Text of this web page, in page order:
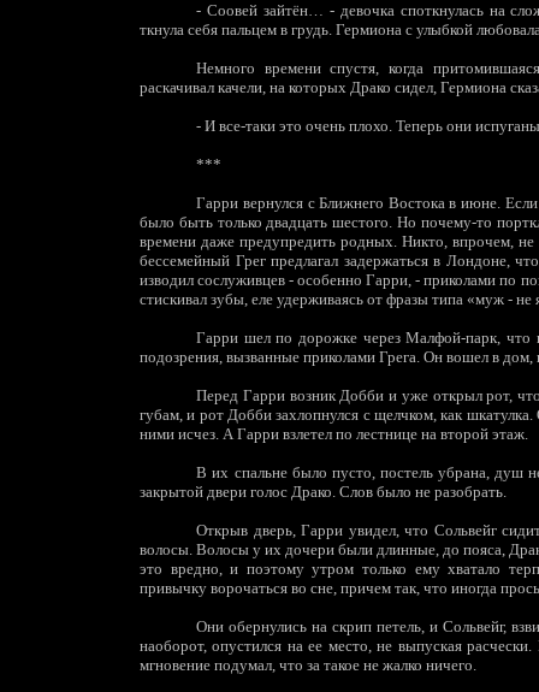
- Соовей зайтён… - девочка споткнулась на
ткнула себя пальцем в грудь. Гермиона с улыбкой
Немного времени спустя, когда
раскачивал качели, на которых Драко сидел, Гермиона
- И все-таки это очень плохо. Теперь они
***
Гарри вернулся с Ближнего Востока в июне.
было быть только двадцать шестого. Но почему-то
времени даже предупредить родных. Никто, впрочем, не
бессемейный Грег предлагал задержаться в Лондоне,
изводил сослуживцев - особенно Гарри, - приколами по
стискивал зубы, еле удерживаясь от фразы типа «муж - не
Гарри шел по дорожке через Малфой-парк, что
подозрения, вызванные приколами Грега. Он вошел в дом,
Перед Гарри возник Добби и уже открыл рот,
губам, и рот Добби захлопнулся с щелчком, как
ними исчез. А Гарри взлетел по лестнице на второй этаж.
В их спальне было пусто, постель убрана, душ
закрытой двери голос Драко. Слов было не разобрать.
Открыв дверь, Гарри увидел, что Сольвейг
волосы. Волосы у их дочери были длинные, до пояса,
это вредно, и поэтому утром только ему хватало
привычку ворочаться во сне, причем так, что иногда
Они обернулись на скрип петель, и Сольвейг,
наоборот, опустился на ее место, не выпуская
мгновение подумал, что за такое не жалко ничего.